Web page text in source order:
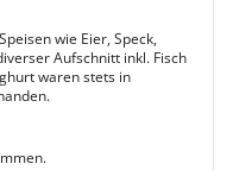
wie Eier, Speck,
Aufschnitt inkl. Fisch
waren stets in